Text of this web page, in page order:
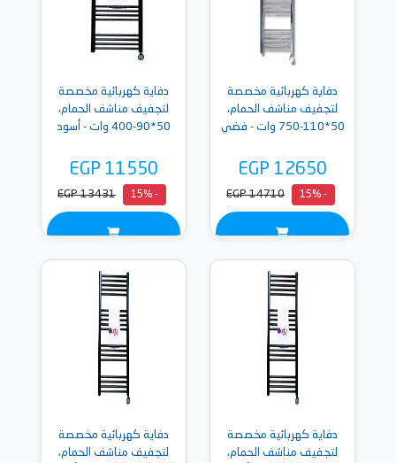
دفاية كهربائية مخصصة
لتجفيف مناشف الحمام،
50*110-750 وات - فضي
EGP 12650
- 15%
EGP 14710
دفاية كهربائية مخصصة
لتجفيف مناشف الحمام،
50*90-400 وات - أسود
EGP 11550
- 15%
EGP 13431
دفاية كهربائية مخصصة
لتجفيف مناشف الحمام،
دفاية كهربائية مخصصة
لتجفيف مناشف الحمام،